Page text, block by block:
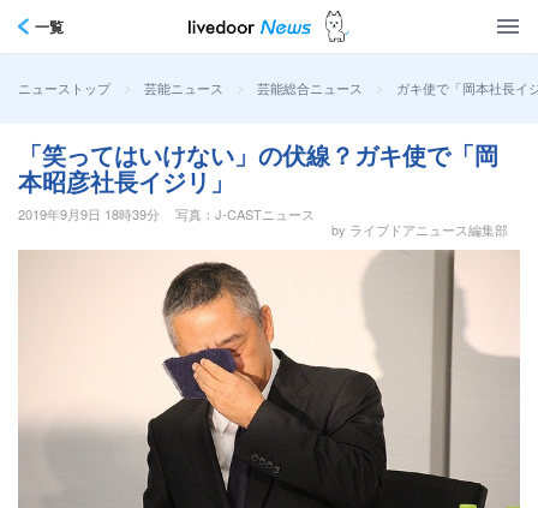
一覧
ニューストップ > 芸能ニュース > 芸能総合ニュース > ガキ使で「岡本社長イ
「笑ってはいけない」の伏線？ガキ使で「岡
本昭彦社長イジリ」
2019年9月9日 18時39分
写真：J-CASTニュース
by ライブドアニュース編集部